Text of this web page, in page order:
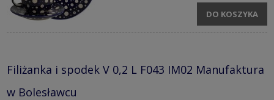
DO KOSZYKA
Filiżanka i spodek V 0,2 L F043 IM02 Manufaktura
w Bolesławcu